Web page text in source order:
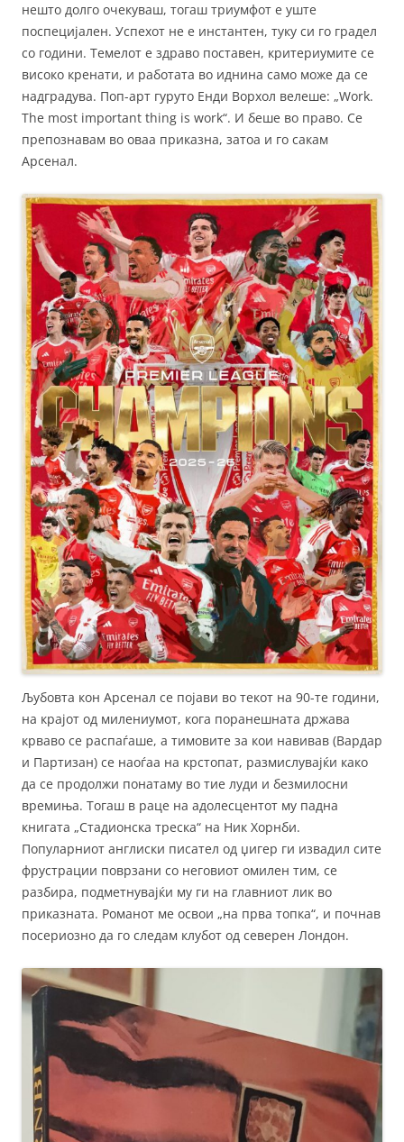
нешто долго очекуваш, тогаш триумфот е уште
поспецијален. Успехот не е инстантен, туку си го градел
со години. Темелот е здраво поставен, критериумите се
високо кренати, и работата во иднина само може да се
надградува. Поп-арт гуруто Енди Ворхол велеше: „Work.
The most important thing is work“. И беше во право. Се
препознавам во оваа приказна, затоа и го сакам
Арсенал.
Љубовта кон Арсенал се појави во текот на 90-те години,
на крајот од милениумот, кога поранешната држава
крваво се распаѓаше, а тимовите за кои навивав (Вардар
и Партизан) се наоѓаа на крстопат, размислувајќи како
да се продолжи понатаму во тие луди и безмилосни
времиња. Тогаш в раце на адолесцентот му падна
книгата „Стадионска треска“ на Ник Хорнби.
Популарниот англиски писател од џигер ги извадил сите
фрустрации поврзани со неговиот омилен тим, се
разбира, подметнувајќи му ги на главниот лик во
приказната. Романот ме освои „на прва топка“, и почнав
посериозно да го следам клубот од северен Лондон.